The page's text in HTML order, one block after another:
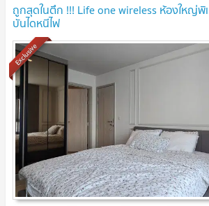
ถูกสุดในตึก !!! Life one wireless ห้องใหญ่
บันไดหนีไฟ
Exclusive